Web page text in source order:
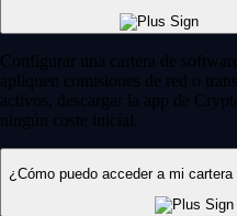
Configurar una cartera de
apliquen comisiones de red o
activos, descargar la app de
ningún coste inicial.
¿Cómo puedo acceder a mi